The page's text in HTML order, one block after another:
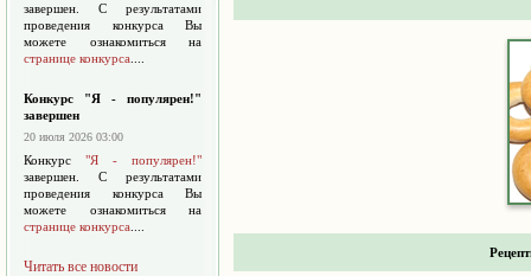
завершен. С результатами
проведения конкурса Вы
можете ознакомиться на
странице конкурса
Конкурс "Я - популярен!"
завершен
20 июля 2026 03:00
Конкурс "Я - популярен!"
завершен. С результатами
проведения конкурса Вы
можете ознакомиться на
странице конкурса
Читать все новости